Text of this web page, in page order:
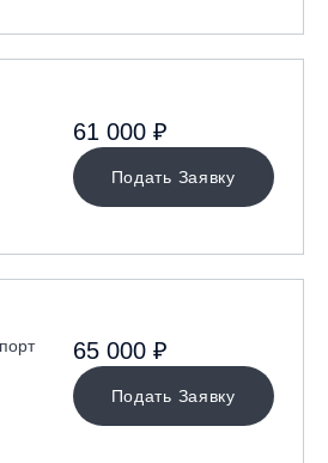
Подать Заявку
61 000 ₽
Подать Заявку
65 000 ₽